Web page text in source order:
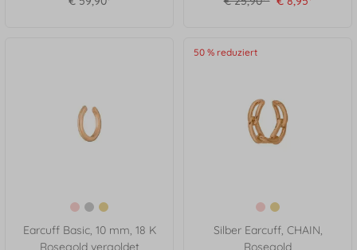
Earcuff Basic, 10 mm, 18 K
Rosegold vergoldet
Silber Earcuff, CHAIN,
Rosegold
50 % reduziert